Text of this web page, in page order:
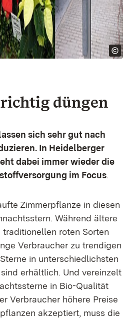
düngen
sich sehr gut nach
In Heidelberger
dabei immer wieder die
im Focus.
Zimmerpflanze in diesen
Während ältere
traditionellen roten Sorten
Verbraucher zu trendigen
in unterschiedlichsten
erhältlich. Und vereinzelt
in Bio-Qualität
Verbraucher höhere Preise
akzeptiert, muss die